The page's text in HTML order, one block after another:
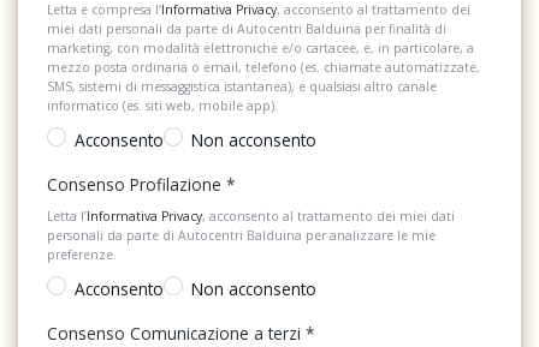
Letta e compresa l’Informativa Privacy, acconsento al trattamento dei
miei dati personali da parte di Autocentri Balduina per finalità di
marketing, con modalità elettroniche e/o cartacee, e, in particolare, a
mezzo posta ordinaria o email, telefono (es. chiamate automatizzate,
SMS, sistemi di messaggistica istantanea), e qualsiasi altro canale
informatico (es. siti web, mobile app).
Acconsento
Non acconsento
Consenso Profilazione *
Letta l’Informativa Privacy, acconsento al trattamento dei miei dati
personali da parte di Autocentri Balduina per analizzare le mie
preferenze.
Acconsento
Non acconsento
Consenso Comunicazione a terzi *